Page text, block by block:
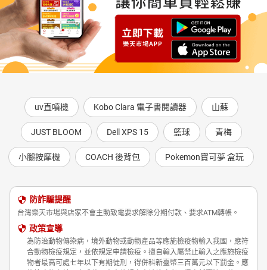
uv直噴機 Kobo Clara 電子書閱讀器 山蘇
JUST BLOOM Dell XPS 15 籃球 青梅
小腿按摩機 COACH 後背包 Pokemon寶可夢 盒玩
防詐騙提醒
台灣樂天市場與店家不會主動致電要求解除分期付款、要求ATM轉帳。
政策宣導
為防治動物傳染病，境外動物或動物產品等應施檢疫物輸入我國，應符
合動物檢疫規定，並依規定申請檢疫。擅自輸入屬禁止輸入之應施檢疫
物者最高可處七年以下有期徒刑，得併科新臺幣三百萬元以下罰金。應